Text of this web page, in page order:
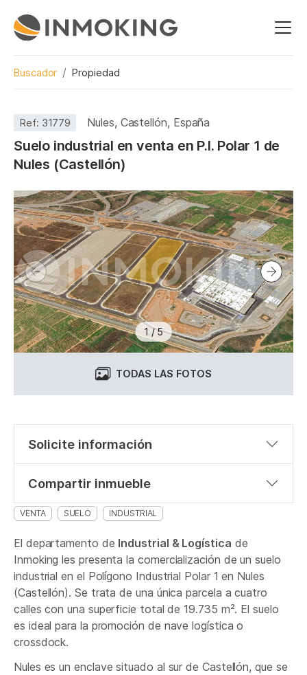
Buscador Propiedad
Ref: 31779 Nules, Castellón, España
Suelo industrial en venta en P.I. Polar 1 de
Nules (Castellón)
1/5
TODAS LAS FOTOS
Solicite información
Compartir inmueble
VENTA SUELO INDUSTRIAL
El departamento de Industrial & Logística de
Inmoking les presenta la comercialización de un suelo
industrial en el Polígono Industrial Polar 1 en Nules
(Castellón). Se trata de una única parcela a cuatro
calles con una superficie total de 19.735 m². El suelo
es ideal para la promoción de nave logística o
crossdock.
Nules es un enclave situado al sur de Castellón, que se